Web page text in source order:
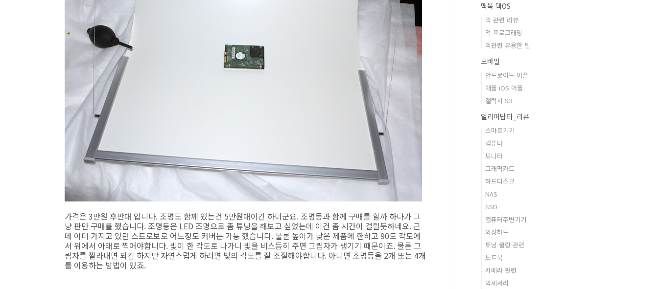
가격은 3만원 후반대 입니다. 조명도 함께 있는건 5만원대이긴 하더군요. 조명등과 함께 구매를 할까 하다가 그
냥 판만 구매를 했습니다. 조명등은 LED 조명으로 좀 튜닝을 해보고 싶었는데 이건 좀 시간이 걸릴듯하네요. 근
데 이미 가지고 있던 스트로보로 어느정도 커버는 가능 했습니다. 물론 높이가 낮은 제품에 한하고 90도 각도에
서 위에서 아래로 찍어야합니다. 빛이 한 각도로 나가니 빛을 비스듬히 주면 그림자가 생기기 때문이죠. 물론 그
림자를 짤라내면 되긴 하지만 자연스럽게 하려면 빛의 각도를 잘 조절해야합니다. 아니면 조명등을 2개 또는 4개
를 이용하는 방법이 있죠.
맥북 맥OS
맥 관련 리뷰
맥 프로그래밍
맥관련 유용한 팁
모바일
안드로이드 어플
애플 iOS 어플
갤럭시 S3
얼리어답터_리뷰
스마트기기
컴퓨터
모니터
그래픽카드
하드디스크
NAS
SSD
컴퓨터주변기기
외장하드
튜닝 쿨링 관련
노트북
카메라 관련
악세서리